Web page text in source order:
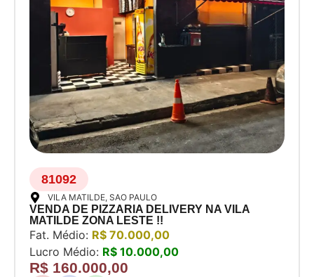
81092
VILA MATILDE, SAO PAULO
VENDA DE PIZZARIA DELIVERY NA VILA
MATILDE ZONA LESTE !!
Fat. Médio: R$ 70.000,00
Lucro Médio: R$ 10.000,00
R$ 160.000,00